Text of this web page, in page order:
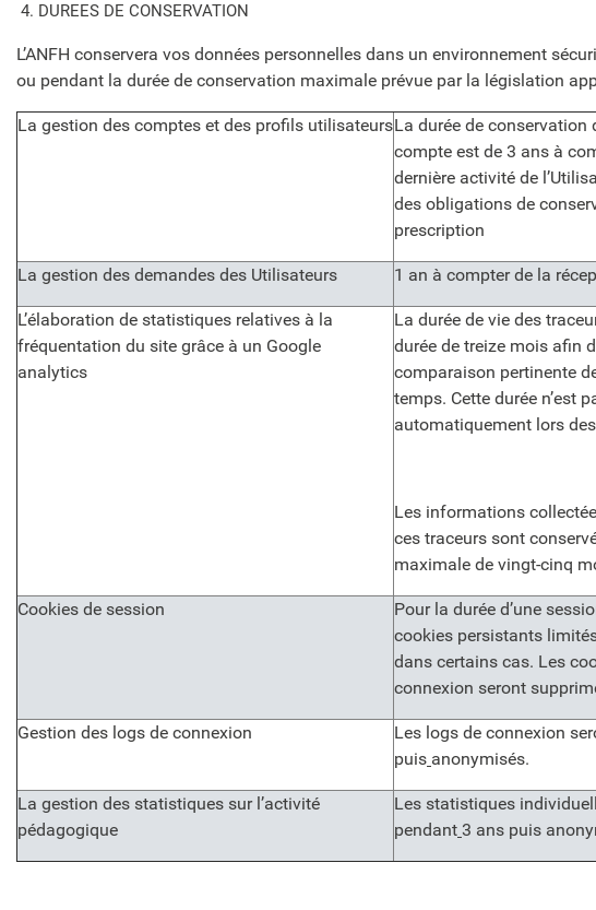
4. DUREES DE CONSERVATION
L’ANFH conservera vos données personnelles dans un environnement
ou pendant la durée de conservation maximale prévue par la législation
La gestion des comptes et des profils utilisateursLa durée de conservation
compte est de 3 ans à
dernière activité de
des obligations de
prescription
La gestion des demandes des Utilisateurs 1 an à compter de la
L’élaboration de statistiques relatives à la
fréquentation du site grâce à un Google
analytics
La durée de vie des
durée de treize mois afin
comparaison pertinente
temps. Cette durée n’est
automatiquement lors
Les informations
ces traceurs sont
maximale de vingt-cinq
Cookies de session
Pour la durée d’une
cookies persistants
dans certains cas. Les
connexion seront
Gestion des logs de connexion
Les logs de connexion
puis anonymisés.
La gestion des statistiques sur l’activité
pédagogique
Les statistiques
pendant 3 ans puis